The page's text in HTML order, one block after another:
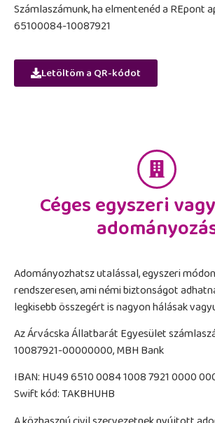
Számlaszámunk, ha elmentenéd a REpont
65100084-10087921
Letöltöm a QR-kódot
Céges egyszeri
Adományozhatsz utalással, egyszeri
rendszeresen, ami némi biztonságot
legkisebb összegért is nagyon hálásak
Az Árvácska Állatbarát Egyesület
10087921-00000000, MBH Bank
IBAN: HU49 6510 0084 1008 7921 0000
Swift kód: TAKBHUHB